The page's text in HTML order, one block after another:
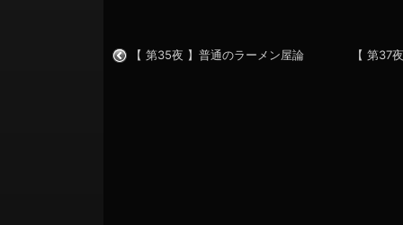
【 第35夜 】普通のラーメン屋論 【 第37